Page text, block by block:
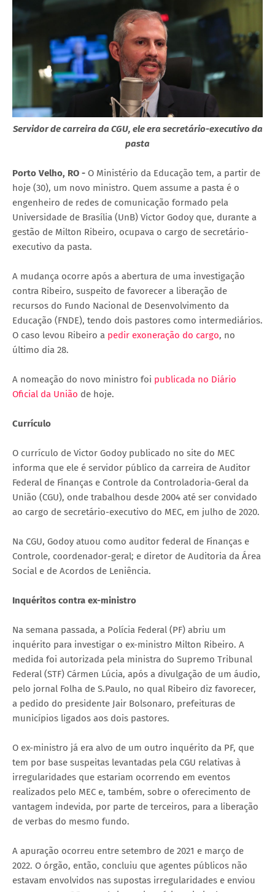
Servidor de carreira da CGU, ele era secretário-executivo da
pasta
Porto Velho, RO - O Ministério da Educação tem, a partir de
hoje (30), um novo ministro. Quem assume a pasta é o
engenheiro de redes de comunicação formado pela
Universidade de Brasília (UnB) Victor Godoy que, durante a
gestão de Milton Ribeiro, ocupava o cargo de secretário-
executivo da pasta.
A mudança ocorre após a abertura de uma investigação
contra Ribeiro, suspeito de favorecer a liberação de
recursos do Fundo Nacional de Desenvolvimento da
Educação (FNDE), tendo dois pastores como intermediários.
O caso levou Ribeiro a pedir exoneração do cargo, no
último dia 28.
A nomeação do novo ministro foi publicada no Diário
Oficial da União de hoje.
Currículo
O currículo de Victor Godoy publicado no site do MEC
informa que ele é servidor público da carreira de Auditor
Federal de Finanças e Controle da Controladoria-Geral da
União (CGU), onde trabalhou desde 2004 até ser convidado
ao cargo de secretário-executivo do MEC, em julho de 2020.
Na CGU, Godoy atuou como auditor federal de Finanças e
Controle, coordenador-geral; e diretor de Auditoria da Área
Social e de Acordos de Leniência.
Inquéritos contra ex-ministro
Na semana passada, a Polícia Federal (PF) abriu um
inquérito para investigar o ex-ministro Milton Ribeiro. A
medida foi autorizada pela ministra do Supremo Tribunal
Federal (STF) Cármen Lúcia, após a divulgação de um áudio,
pelo jornal Folha de S.Paulo, no qual Ribeiro diz favorecer,
a pedido do presidente Jair Bolsonaro, prefeituras de
municípios ligados aos dois pastores.
O ex-ministro já era alvo de um outro inquérito da PF, que
tem por base suspeitas levantadas pela CGU relativas à
irregularidades que estariam ocorrendo em eventos
realizados pelo MEC e, também, sobre o oferecimento de
vantagem indevida, por parte de terceiros, para a liberação
de verbas do mesmo fundo.
A apuração ocorreu entre setembro de 2021 e março de
2022. O órgão, então, concluiu que agentes públicos não
estavam envolvidos nas supostas irregularidades e enviou